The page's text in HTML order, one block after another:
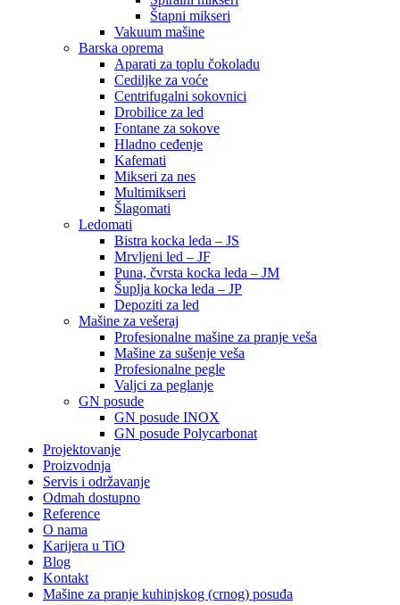
Štapni mikseri
Vakuum mašine
Barska oprema
Aparati za toplu čokoladu
Cediljke za voće
Centrifugalni sokovnici
Drobilice za led
Fontane za sokove
Hladno ceđenje
Kafemati
Mikseri za nes
Multimikseri
Šlagomati
Ledomati
Bistra kocka leda – JS
Mrvljeni led – JF
Puna, čvrsta kocka leda – JM
Šuplja kocka leda – JP
Depoziti za led
Mašine za vešeraj
Profesionalne mašine za pranje veša
Mašine za sušenje veša
Profesionalne pegle
Valjci za peglanje
GN posude
GN posude INOX
GN posude Polycarbonat
Projektovanje
Proizvodnja
Servis i održavanje
Odmah dostupno
Reference
O nama
Karijera u TiO
Blog
Kontakt
Mašine za pranje kuhinjskog (crnog) posuđa